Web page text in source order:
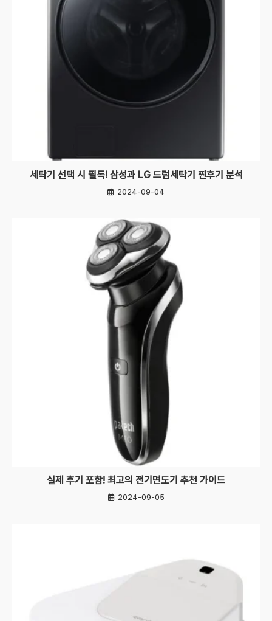
세탁기 선택 시 필독! 삼성과 LG 드럼세탁기 찐후기 분석
2024-09-04
실제 후기 포함! 최고의 전기면도기 추천 가이드
2024-09-05